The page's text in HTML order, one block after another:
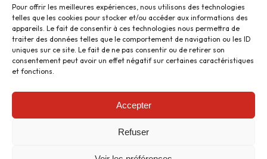
Pour offrir les meilleures expériences, nous utilisons des technologies
telles que les cookies pour stocker et/ou accéder aux informations des
appareils. Le fait de consentir à ces technologies nous permettra de
traiter des données telles que le comportement de navigation ou les ID
uniques sur ce site. Le fait de ne pas consentir ou de retirer son
consentement peut avoir un effet négatif sur certaines caractéristiques
et fonctions.
Accepter
Refuser
LES AVIS CLIENTS